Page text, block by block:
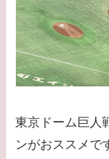
東京ドーム巨人
ンがおススメで